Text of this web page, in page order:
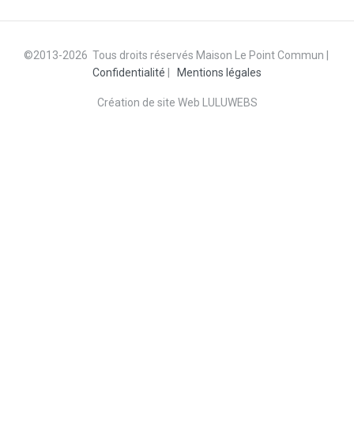
©2013-2026 Tous droits réservés Maison Le Point Commun |
Confidentialité
Mentions légales
Création de site Web LULUWEBS